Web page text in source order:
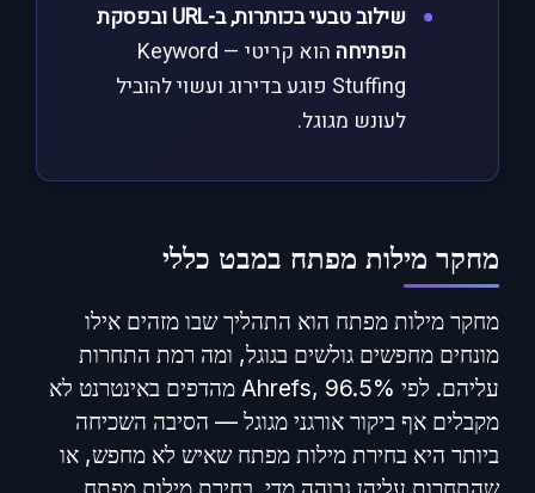
שילוב טבעי בכותרות, ב-URL ובפסקת
הפתיחה
הוא קריטי — Keyword
Stuffing פוגע בדירוג ועשוי להוביל
לעונש מגוגל.
מחקר מילות מפתח במבט כללי
מחקר מילות מפתח הוא התהליך שבו מזהים אילו
מונחים מחפשים גולשים בגוגל, ומה רמת התחרות
עליהם. לפי Ahrefs, 96.5% מהדפים באינטרנט לא
מקבלים אף ביקור אורגני מגוגל — הסיבה השכיחה
ביותר היא בחירת מילות מפתח שאיש לא מחפש, או